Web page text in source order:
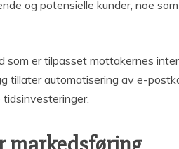
og potensielle kunder, noe
er tilpasset mottakernes
tillater automatisering av e-